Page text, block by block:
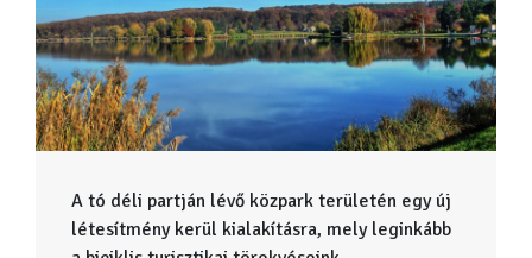
A tó déli partján lévő közpark területén egy új
létesítmény kerül kialakításra, mely leginkább